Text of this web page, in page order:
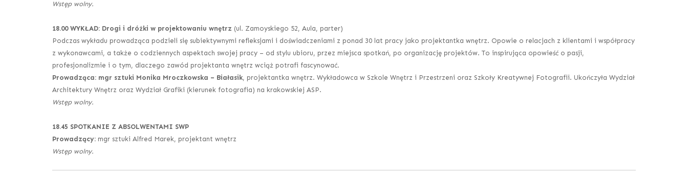
Wstęp wolny.
18.00 WYKŁAD: Drogi i dróżki w projektowaniu wnętrz (ul. Zamoyskiego 52, Aula, parter)
Podczas wykładu prowadząca podzieli się subiektywnymi refleksjami i doświadczeniami z ponad 30 lat pracy jako projektantka wnętrz. Opowie o relacjach z klientami i współpracy
z wykonawcami, a także o codziennych aspektach swojej pracy – od stylu ubioru, przez miejsca spotkań, po organizację projektów. To inspirująca opowieść o pasji,
profesjonalizmie i o tym, dlaczego zawód projektanta wnętrz wciąż potrafi fascynować.
Prowadząca: mgr sztuki Monika Mroczkowska – Białasik, projektantka wnętrz. Wykładowca w Szkole Wnętrz i Przestrzeni oraz Szkoły Kreatywnej Fotografii. Ukończyła Wydział
Architektury Wnętrz oraz Wydział Grafiki (kierunek fotografia) na krakowskiej ASP.
Wstęp wolny.
18.45 SPOTKANIE Z ABSOLWENTAMI SWP
Prowadzący: mgr sztuki Alfred Marek, projektant wnętrz
Wstęp wolny.